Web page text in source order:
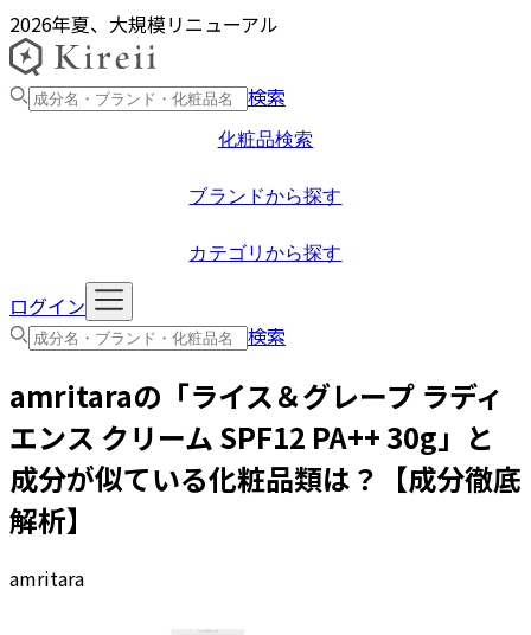
2026年夏、大規模リニューアル
検索
化粧品検索
ブランドから探す
カテゴリから探す
ログイン
検索
amritaraの「ライス＆グレープ ラディ
エンス クリーム SPF12 PA++ 30g 」と
成分が似ている化粧品類は？【成分徹底
解析】
amritara